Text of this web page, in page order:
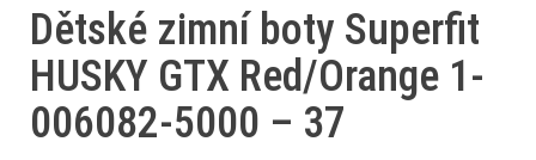
Dětské zimní boty Superfit
HUSKY GTX Red/Orange 1-
006082-5000 – 37